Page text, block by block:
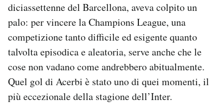
diciassettenne del Barcellona, aveva colpito un
palo: per vincere la Champions League, una
competizione tanto difficile ed esigente quanto
talvolta episodica e aleatoria, serve anche che le
cose non vadano come andrebbero abitualmente.
Quel gol di Acerbi è stato uno di quei momenti, il
più eccezionale della stagione dell’Inter.